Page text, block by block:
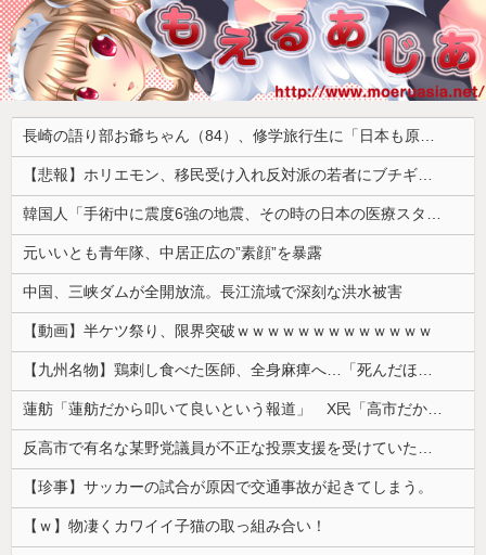
長崎の語り部お爺ちゃん（84）、修学旅行生に「日本も原爆を持たないと負ける」と言われびっくり！ 被団協代表（85）も中学生に「核を持たないで日本を守れますか」と問われ危機感
【悲報】ホリエモン、移民受け入れ反対派の若者にブチギレ「差別するなんて最低だ！」 → スタジオ誰も反論できず沈黙 ………
韓国人「手術中に震度6強の地震、その時の日本の医療スタッフたちの姿をご覧ください」→「マジで鳥肌立った」「こういう姿は韓国も見習わないと」「あん...
元いいとも青年隊、中居正広の”素顔”を暴露
中国、三峡ダムが全開放流。長江流域で深刻な洪水被害
【動画】半ケツ祭り、限界突破ｗｗｗｗｗｗｗｗｗｗｗｗｗ
【九州名物】鶏刺し食べた医師、全身麻痺へ…「死んだほうが良かったと思っていた」
蓮舫「蓮舫だから叩いて良いという報道」 X民「高市だから叩いて良いをやってるのがお前だろ」
反高市で有名な某野党議員が不正な投票支援を受けていた過去が発掘、「説明責任があるのでは？」と揶揄されており……
【珍事】サッカーの試合が原因で交通事故が起きてしまう。
【ｗ】物凄くカワイイ子猫の取っ組み合い！